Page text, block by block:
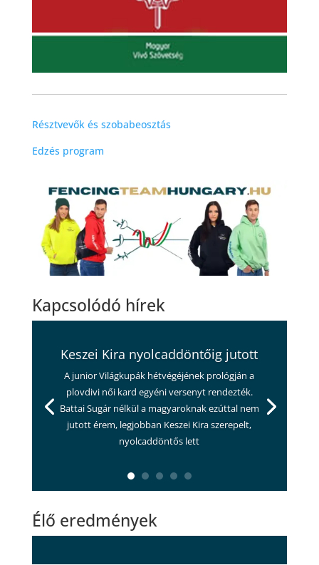
Résztvevők és szobabeosztás
Edzés program
Kapcsolódó hírek
Keszei Kira nyolcaddöntőig jutott
A junior Világkupák hétvégéjének prológján a
plovdivi női kard egyéni versenyt rendezték.
Battai Sugár nélkül a magyaroknak ezúttal nem
jutott érem, legjobban Keszei Kira szerepelt,
nyolcaddöntős lett
Élő eredmények